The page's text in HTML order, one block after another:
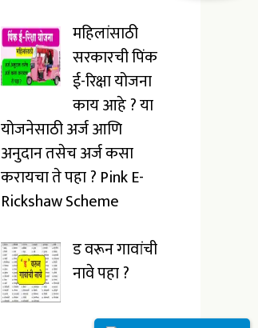
महिलांसाठी
सरकारची पिंक
ई-रिक्षा योजना
काय आहे ? या
योजनेसाठी अर्ज आणि
अनुदान तसेच अर्ज कसा
करायचा ते पहा ? Pink E-
Rickshaw Scheme
ड वरून गावांची
नावे पहा ?